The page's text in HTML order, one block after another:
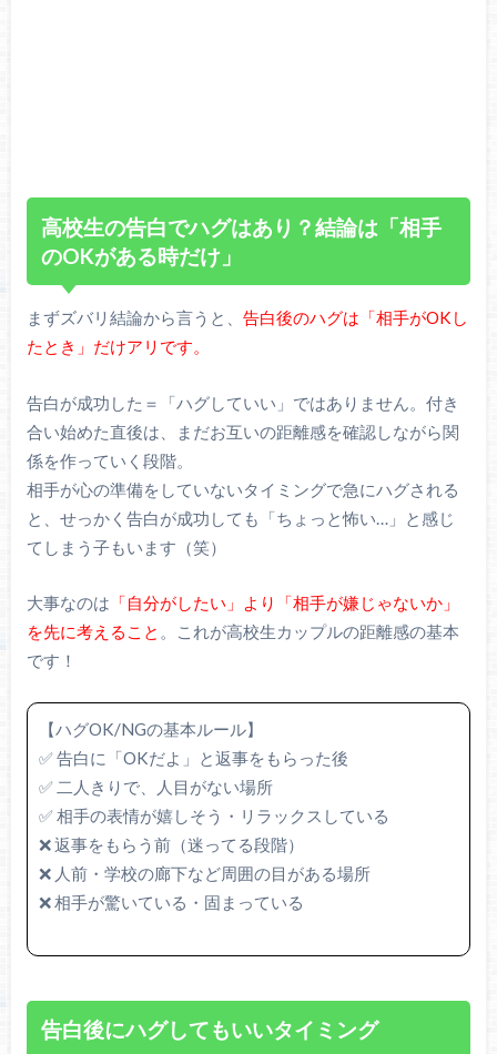
高校生の告白でハグはあり？結論は「相手
のOKがある時だけ」
まずズバリ結論から言うと、 告白後のハグは「相手がOKし
たとき」だけアリです。
告白が成功した＝「ハグしていい」ではありません。付き
合い始めた直後は、まだお互いの距離感を確認しながら関
係を作っていく段階。
相手が心の準備をしていないタイミングで急にハグされる
と、せっかく告白が成功しても「ちょっと怖い…」と感じ
てしまう子もいます（笑）
大事なのは 「自分がしたい」より「相手が嫌じゃないか」
を先に考えること 。これが高校生カップルの距離感の基本
です！
【ハグOK/NGの基本ルール】
✅ 告白に「OKだよ」と返事をもらった後
✅ 二人きりで、人目がない場所
✅ 相手の表情が嬉しそう・リラックスしている
❌ 返事をもらう前（迷ってる段階）
❌ 人前・学校の廊下など周囲の目がある場所
❌ 相手が驚いている・固まっている
告白後にハグしてもいいタイミング